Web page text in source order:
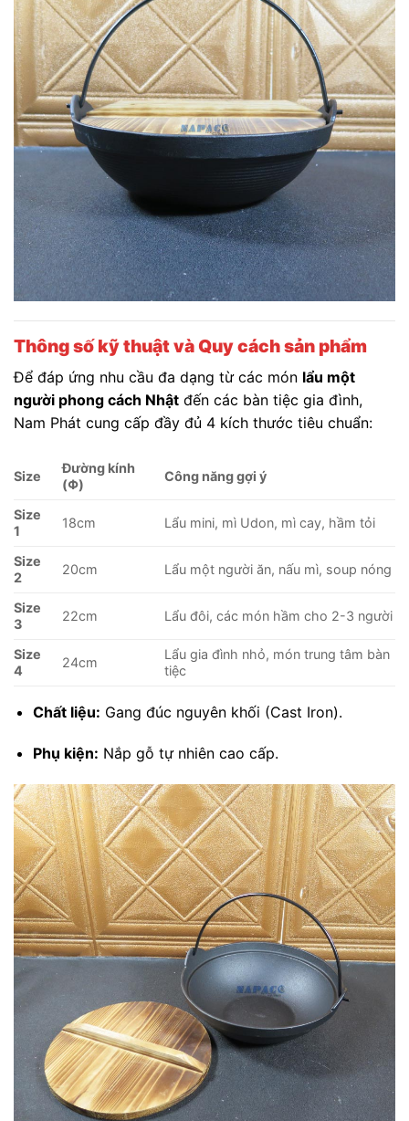
Thông số kỹ thuật và Quy cách sản phẩm
Để đáp ứng nhu cầu đa dạng từ các món lẩu một
người phong cách Nhật đến các bàn tiệc gia đình,
Nam Phát cung cấp đầy đủ 4 kích thước tiêu chuẩn:
Size
Đường kính
(Φ)
Công năng gợi ý
Size
1
18cm Lẩu mini, mì Udon, mì cay, hầm tỏi
Size
2
20cm Lẩu một người ăn, nấu mì, soup nóng
Size
3
22cm Lẩu đôi, các món hầm cho 2-3 người
Size
4
24cm
Lẩu gia đình nhỏ, món trung tâm bàn
tiệc
Chất liệu: Gang đúc nguyên khối (Cast Iron).
Phụ kiện: Nắp gỗ tự nhiên cao cấp.